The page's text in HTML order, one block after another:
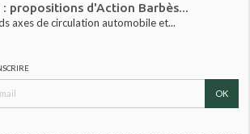
: propositions d'Action Barbès...
axes de circulation automobile et...